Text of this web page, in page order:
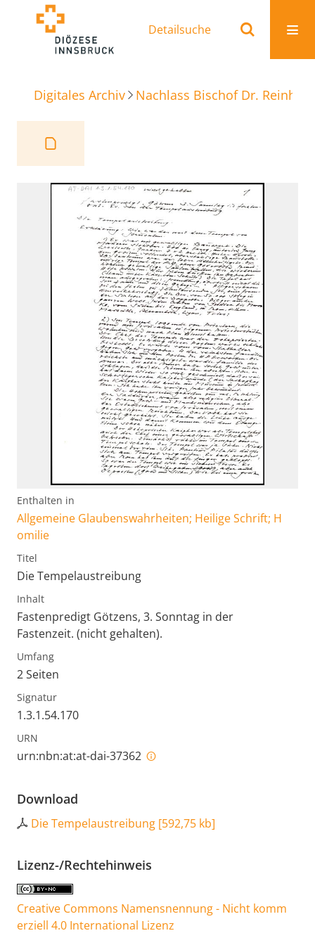
Detailsuche
Digitales Archiv Nachlass Bischof Dr.
Enthalten in
Allgemeine Glaubenswahrheiten; Heilige Schrift; H
omilie
Titel
Die Tempelaustreibung
Inhalt
Fastenpredigt Götzens, 3. Sonntag in der
Fastenzeit. (nicht gehalten).
Umfang
2 Seiten
Signatur
1.3.1.54.170
URN
urn:nbn:at:at-dai-37362
Download
Die Tempelaustreibung [592,75 kb]
Lizenz-/Rechtehinweis
Creative Commons Namensnennung - Nicht komm
erziell 4.0 International Lizenz